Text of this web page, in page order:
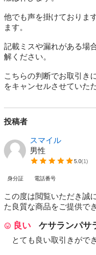
他でも声を掛けておりま
ます。
記載ミスや漏れがある場
解ください。
こちらの判断でお取引き
をキャンセルさせていた
投稿者
スマイル
男性
5.0(1)
身分証 電話番号
この度は閲覧いただき誠
た良質な商品をご提供で
良い ケサランパサ
とても良い取引きがで